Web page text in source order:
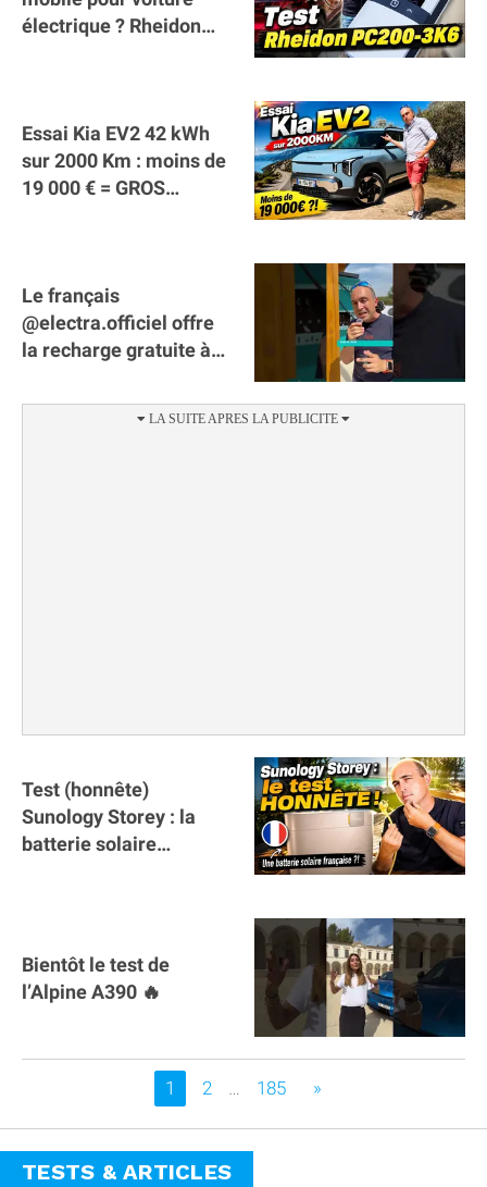
électrique ? Rheidon
Essai Kia EV2 42 kWh
sur 2000 Km : moins de
19 000 € = GROS
Le français
@electra.officiel offre
la recharge gratuite à
électriques de Gironde
Test (honnête)
Sunology Storey : la
batterie solaire
Bientôt le test de
l’Alpine A390 🔥
Vous êtes sur la page
1 2 … 185 »
TESTS & ARTICLES